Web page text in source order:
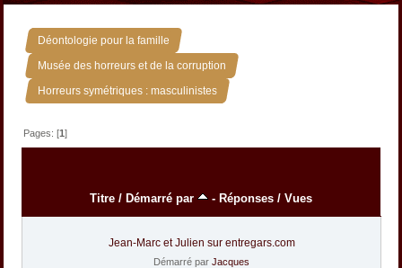
Déontologie pour la famille »
Musée des horreurs et de la corruption »
Horreurs symétriques : masculinistes
Pages: [1]
Titre / Démarré par - Réponses / Vues
Jean-Marc et Julien sur entregars.com
Démarré par Jacques